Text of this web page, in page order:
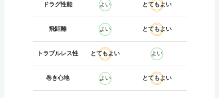
ドラグ性能 よい とてもよい
飛距離 よい とてもよい
トラブルレス性 とてもよい よい
巻き心地 よい とてもよい